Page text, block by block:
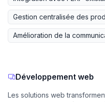
Gestion centralisée des
Amélioration de la
Développement web
Les solutions web